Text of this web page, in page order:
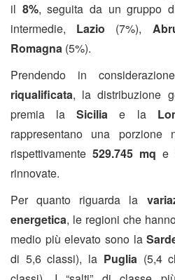
il 8%, seguita da un gruppo
intermedie, Lazio (7%),
Romagna (5%).
Prendendo in
riqualificata, la distribuzione
premia laSicilia e la
rappresentano una porzione
rispettivamente529.745 mq e
rinnovate.
Per quanto riguarda la
energetica, le regioni che
medio più elevato sono la
di 5,6 classi), la Puglia(5,4